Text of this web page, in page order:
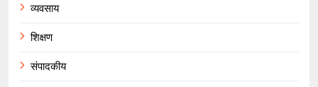
व्यवसाय
शिक्षण
संपादकीय